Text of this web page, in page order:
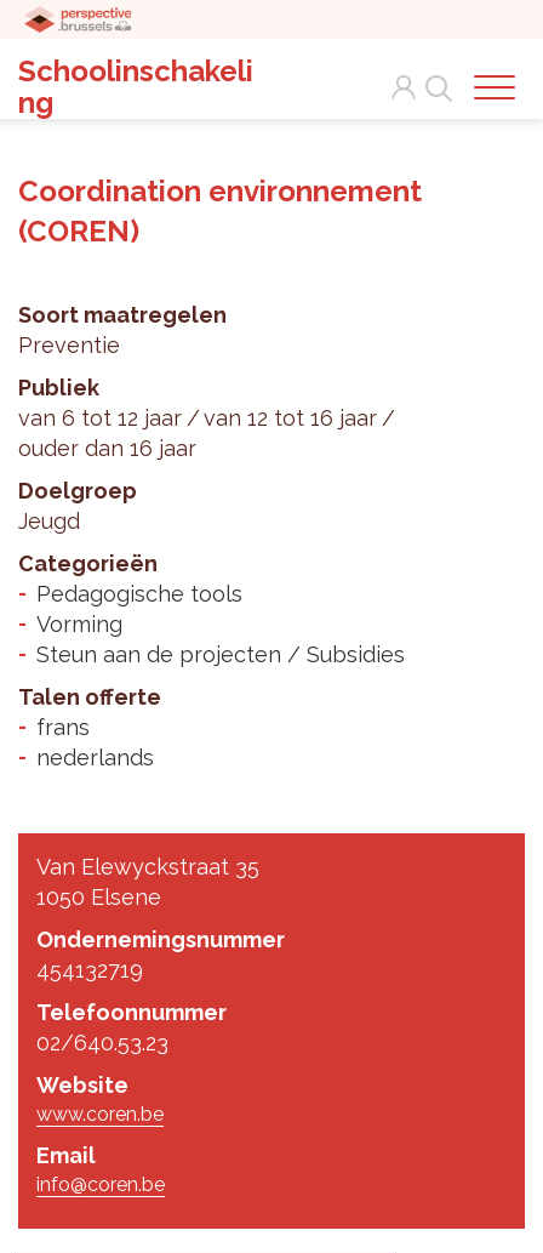
Schoolinschakeli
ng
Search
Coordination environnement
(COREN)
Soort maatregelen
Preventie
Publiek
van 6 tot 12 jaar
van 12 tot 16 jaar
ouder dan 16 jaar
Doelgroep
Jeugd
Categorieën
Pedagogische tools
Vorming
Steun aan de projecten / Subsidies
Talen offerte
frans
nederlands
Van Elewyckstraat 35
1050 Elsene
Ondernemingsnummer
454132719
Telefoonnummer
02/640.53.23
Website
www.coren.be
Email
info@coren.be